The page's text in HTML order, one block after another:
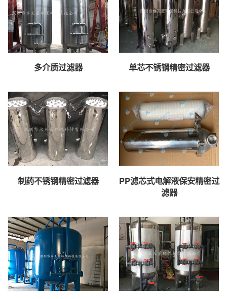
多介质过滤器 单芯不锈钢精密过滤器
制药不锈钢精密过滤器
PP滤芯式电解液保安精密过
滤器